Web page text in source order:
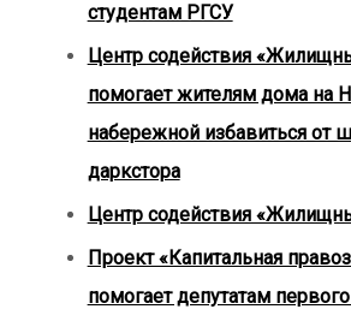
студентам РГСУ
Центр содействия
помогает жителям дома на
набережной избавиться от
даркстора
Центр содействия
Проект «Капитальная
помогает депутатам